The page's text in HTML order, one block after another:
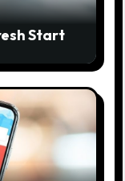
Start